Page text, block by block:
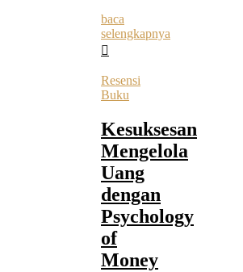
baca
selengkapnya
Resensi
Buku
Kesuksesan
Mengelola
Uang
dengan
Psychology
of
Money